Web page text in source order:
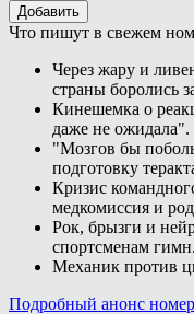
Добавить
Что пишут в свежем
Через жару и
страны боролись
Кинешемка о
даже не ожидала".
"Мозгов бы
подготовку
Кризис
медкомиссия и
Рок, брызги и
спортсменам гимн.
Механик против
Подробный анонс